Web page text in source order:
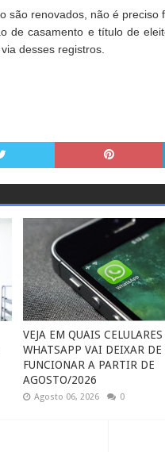
são renovados, não é
de casamento e título de
desses registros.
VEJA EM QUAIS CELULARES
WHATSAPP VAI DEIXAR DE
FUNCIONAR A PARTIR DE
AGOSTO/2026
Agosto 06, 2026 0